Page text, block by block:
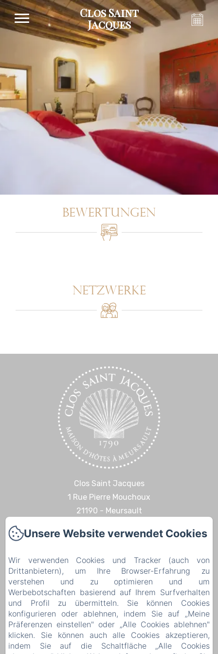
Clos Saint
Jacques
BEWERTUNGEN
NETZWERKE
Clos Saint Jacques
1 Rue Pierre Mouchoux
21190 - Meursault
Kontaktieren Sie uns
Startseite
Erfahrungen & Entdeckungen
Kontakt
Rechtliche Informationen
Rechtliche Informationen
Unsere Website verwendet Cookies
Wir verwenden Cookies und Tracker (auch von
Drittanbietern), um Ihre Browser-Erfahrung zu
verstehen und zu optimieren und um
Werbebotschaften basierend auf Ihrem Surfverhalten
und Profil zu übermitteln. Sie können Cookies
konfigurieren oder ablehnen, indem Sie auf „Meine
Präferenzen einstellen" oder „Alle Cookies ablehnen"
klicken. Sie können auch alle Cookies akzeptieren,
indem Sie auf die Schaltfläche „Alle Cookies